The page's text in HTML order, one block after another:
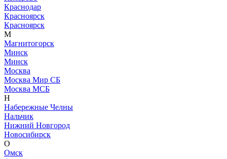
Краснодар
Красноярск
Красноярск
М
Магнитогорск
Минск
Минск
Москва
Москва Мир СБ
Москва МСБ
Н
Набережные Челны
Нальчик
Нижний Новгород
Новосибирск
О
Омск